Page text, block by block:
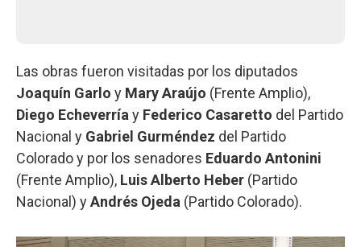
Las obras fueron visitadas por los diputados
Joaquín Garlo y Mary Araújo (Frente Amplio),
Diego Echeverría y Federico Casaretto del Partido
Nacional y Gabriel Gurméndez del Partido
Colorado y por los senadores Eduardo Antonini
(Frente Amplio), Luis Alberto Heber (Partido
Nacional) yAndrés Ojeda (Partido Colorado).